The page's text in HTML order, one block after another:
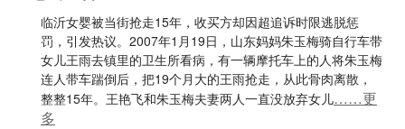
临沂女婴被当街抢走15年，收买方却因超追诉时限逃脱惩
罚，引发热议。2007年1月19日，山东妈妈朱玉梅骑自行车带
女儿王雨去镇里的卫生所看病，有一辆摩托车上的人将朱玉梅
连人带车踹倒后，把19个月大的王雨抢走，从此骨肉离散，
整整15年。王艳飞和朱玉梅夫妻两人一直没放弃女儿……更
多